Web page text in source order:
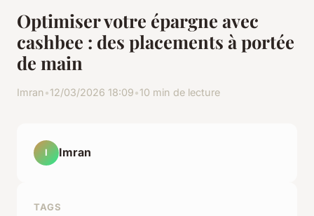
Optimiser votre épargne avec
cashbee : des placements à portée
de main
Imran•12/03/2026 18:09•10 min de lecture
I Imran
TAGS